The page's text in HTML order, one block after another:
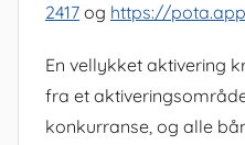
2417 og https://
En vellykket aktivering
fra et
konkurranse, og alle